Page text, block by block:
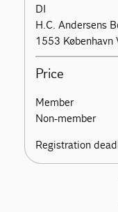
DI
H.C. Andersens
1553 København
Price
Member
Non-member
Registration